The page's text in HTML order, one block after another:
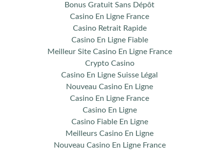
Bonus Gratuit Sans Dépôt
Casino En Ligne France
Casino Retrait Rapide
Casino En Ligne Fiable
Meilleur Site Casino En Ligne France
Crypto Casino
Casino En Ligne Suisse Légal
Nouveau Casino En Ligne
Casino En Ligne France
Casino En Ligne
Casino Fiable En Ligne
Meilleurs Casino En Ligne
Nouveau Casino En Ligne France